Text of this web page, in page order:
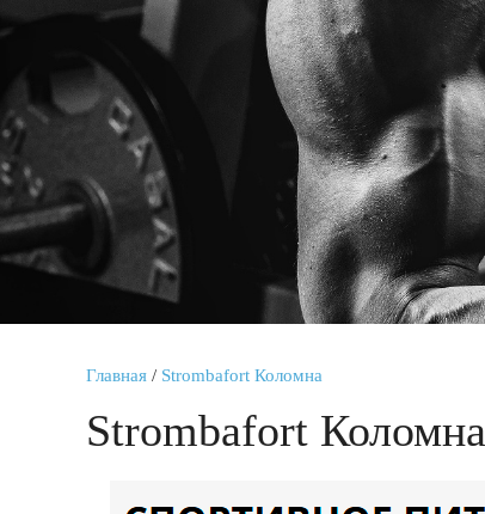
Главная / Strombafort Коломна
Strombafort Коломна